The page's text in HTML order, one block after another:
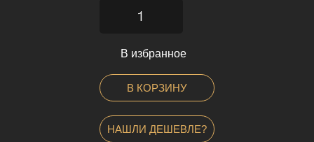
-
В избранное
В КОРЗИНУ
НАШЛИ ДЕШЕВЛЕ?